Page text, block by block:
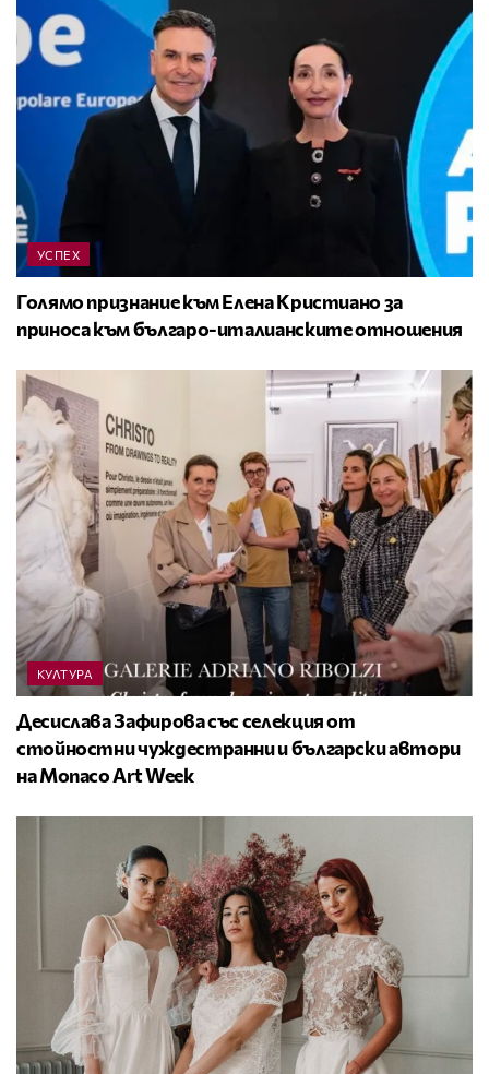
УСПЕХ
Голямо признание към Елена Кристиано за
приноса към българо-италианските отношения
КУЛТУРА
Десислава Зафирова със селекция от
стойностни чуждестранни и български автори
на Monaco Art Week